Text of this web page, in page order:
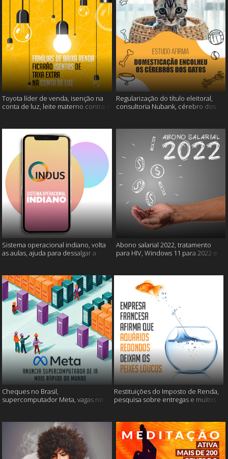
Toyota líder de venda, isenção na
conta de luz, leite materno contra o
Regularização do título eleitoral,
consultoria Nubank, cérebro dos
Sistema operacional indiano, volta
as aulas, ajuda para dessalgar a
Abono salarial 2022, tratamento
para HIV, Windows 11 para 2022 e
Cheques no Brasil,
supercomputador Meta, vagas no
Restituições do Imposto de Renda,
pesquisa sobre entregas e muitos